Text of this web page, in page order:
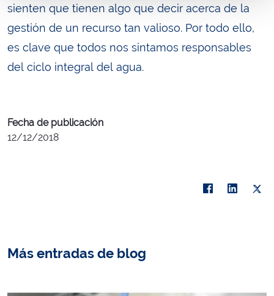
sienten que tienen algo que decir acerca de la
gestión de un recurso tan valioso. Por todo ello,
es clave que todos nos sintamos responsables
del ciclo integral del agua.
Fecha de publicación
12/12/2018
Más entradas de blog